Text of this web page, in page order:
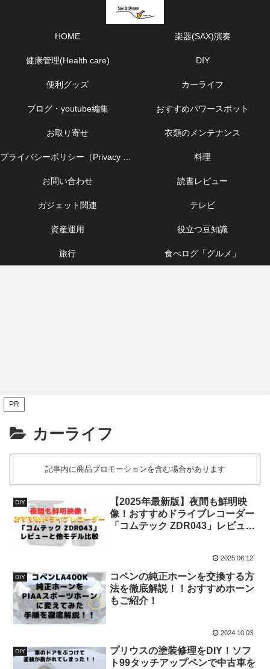
HOME 楽器(SAX)演奏
健康管理(Health care) DIY
便利グッズ カーライフ
ブログ・youtube編集 おすすめパワースポット
お取り寄せ 衣類のメンテナンス
料理
お問い合わせ 読書レビュー
ガジェット関連 テレビ
資産運用 役立つ豆知識
旅行 食べログ「グルメ」
PR
カーライフ
記事内に商品プロモーションを含む場合があります
DIY
【2025年最新版】夜間も鮮明映
像！おすすめドライブレコーダー
「コムテック ZDR043」レビュー
2025.06.12
DIY
コペンの純正ホーンを交換する方
法を徹底解説！！おすすめホーン
もご紹介！
2024.10.03
DIY
プリウスの塗装修理をDIY！ソフ
ト99タッチアップペンで中古車を